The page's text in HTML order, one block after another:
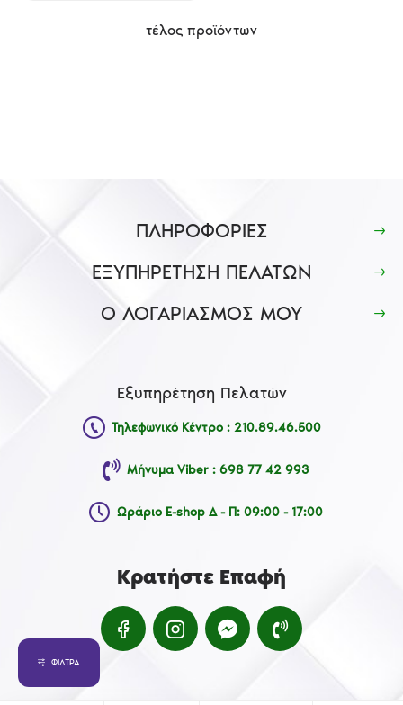
τέλος προϊόντων
ΠΛΗΡΟΦΟΡΙΕΣ
ΕΞΥΠΗΡΕΤΗΣΗ ΠΕΛΑΤΩΝ
Ο ΛΟΓΑΡΙΑΣΜΟΣ ΜΟΥ
Εξυπηρέτηση Πελατών
Τηλεφωνικό Κέντρο : 210.89.46.500
Μήνυμα Viber : 698 77 42 993
Ωράριο E-shop Δ - Π: 09:00 - 17:00
Κρατήστε Επαφή
ΦΊΛΤΡΑ